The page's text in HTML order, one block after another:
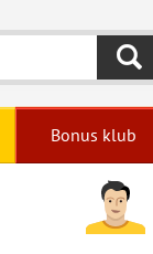
Bonus klub